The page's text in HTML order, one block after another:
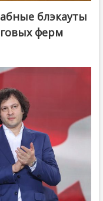
блэкауты
ферм